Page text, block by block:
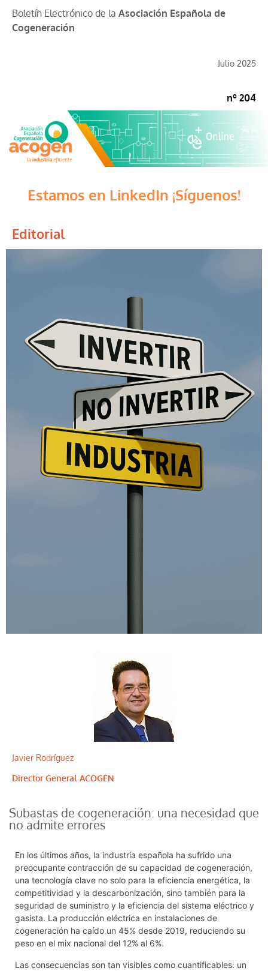
Boletín Electrónico de la Asociación Española de
Cogeneración
Julio 2025
nº 204
Estamos en LinkedIn ¡Síguenos!
Editorial
Javier Rodríguez
Director General ACOGEN
Subastas de cogeneración: una necesidad que
no admite errores
En los últimos años, la industria española ha sufrido una
preocupante contracción de su capacidad de cogeneración,
una tecnología clave no solo para la eficiencia energética, la
competitividad y la descarbonización, sino también para la
seguridad de suministro y la eficiencia del sistema eléctrico y
gasista. La producción eléctrica en instalaciones de
cogeneración ha caído un 45% desde 2019, reduciendo su
peso en el mix nacional del 12% al 6%.
Las consecuencias son tan visibles como cuantificables: un